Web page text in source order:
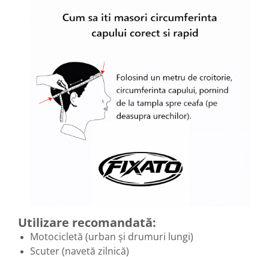
Utilizare recomandată:
Motocicletă (urban și drumuri lungi)
Scuter (navetă zilnică)